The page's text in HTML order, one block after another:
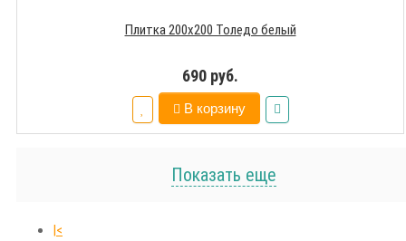
Плитка 200х200 Толедо белый
690 руб.
В корзину
Показать еще
|<